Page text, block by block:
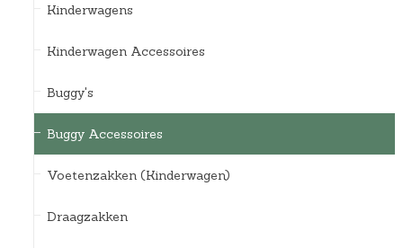
Kinderwagens
Kinderwagen Accessoires
Buggy's
Buggy Accessoires
Voetenzakken (Kinderwagen)
Draagzakken